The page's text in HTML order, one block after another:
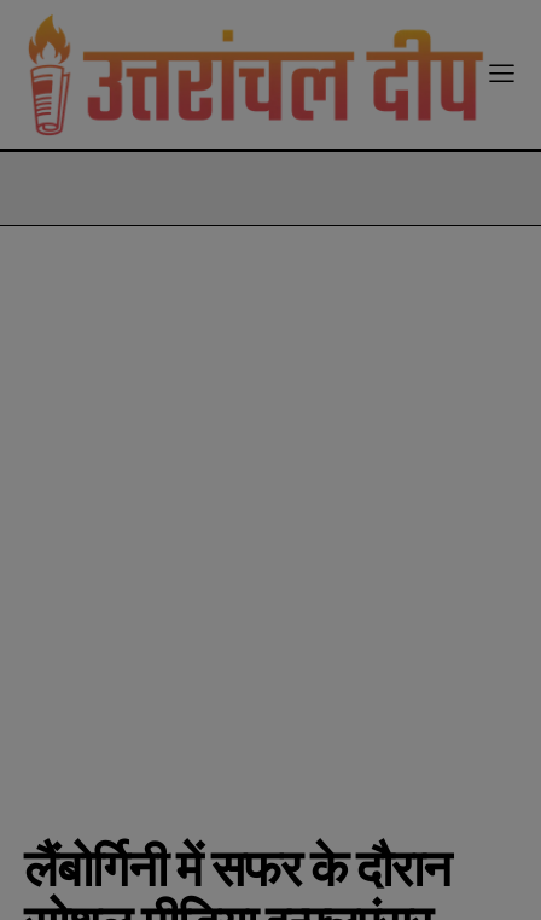
लैंबोर्गिनी में सफर के दौरान